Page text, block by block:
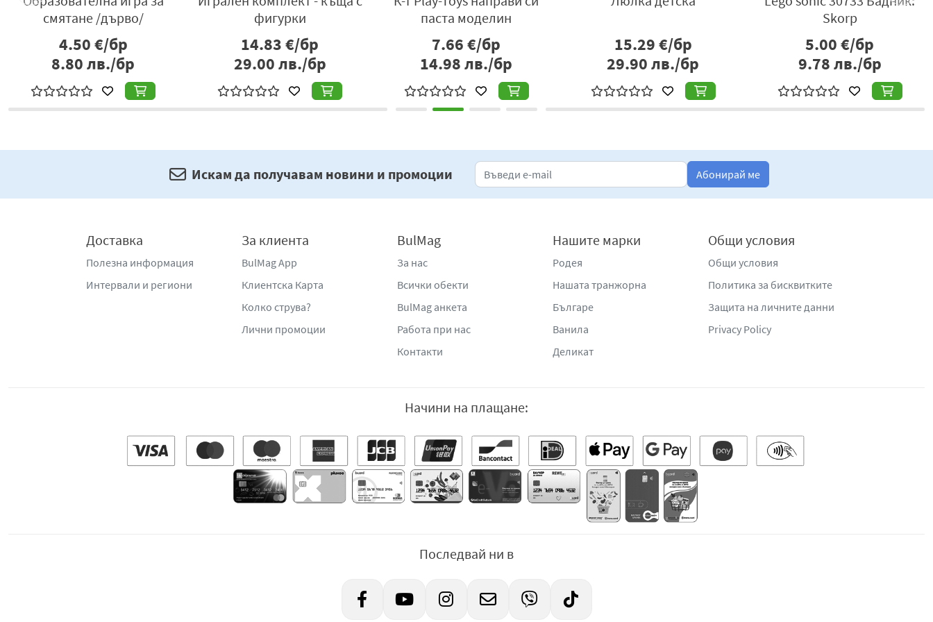
смятане /дърво/
4.50€/бр
8.80лв./бр
фигурки
14.83€/бр
29.00лв./бр
паста моделин
7.66€/бр
14.98лв./бр
15.29€/бр
29.90лв./бр
Skorp
5.00€/бр
9.78лв./бр
Искам да получавам новини и промоции Абонирай ме
Доставка
Полезна информация
Интервали и региони
За клиента
BulMag App
Клиентска Карта
Колко струва?
Лични промоции
BulMag
За нас
Всички обекти
BulMag анкета
Работа при нас
Контакти
Нашите марки
Родея
Нашата транжорна
Българе
Ванила
Деликат
Общи условия
Общи условия
Политика за бисквитките
Защита на личните данни
Privacy Policy
Начини на плащане:
Последвай ни в